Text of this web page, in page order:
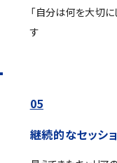
「自分は何を大切
す
05
継続的なセッシ